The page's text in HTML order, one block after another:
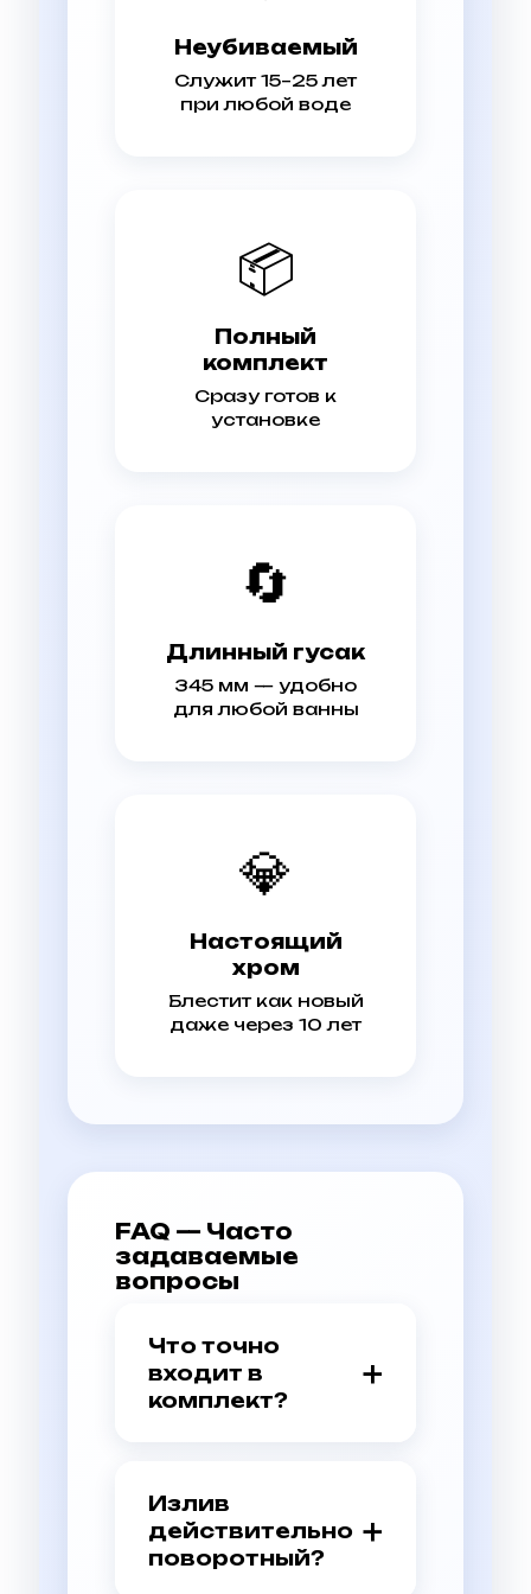
Неубиваемый
Служит 15–25 лет
при любой воде
📦
Полный
комплект
Сразу готов к
установке
🔄
Длинный гусак
345 мм — удобно
для любой ванны
💎
Настоящий
хром
Блестит как новый
даже через 10 лет
FAQ — Часто
задаваемые
вопросы
Что точно
входит в
комплект?
150 см, настенный
держатель, 2
эксцентрика, 2
декоративных чашки,
Излив
действительно
поворотный?